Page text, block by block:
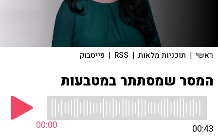
ראשי | תוכניות מלאות |
RSS
| פייסבוק
המסר שמסתתר במטבעות
00:00 00:43